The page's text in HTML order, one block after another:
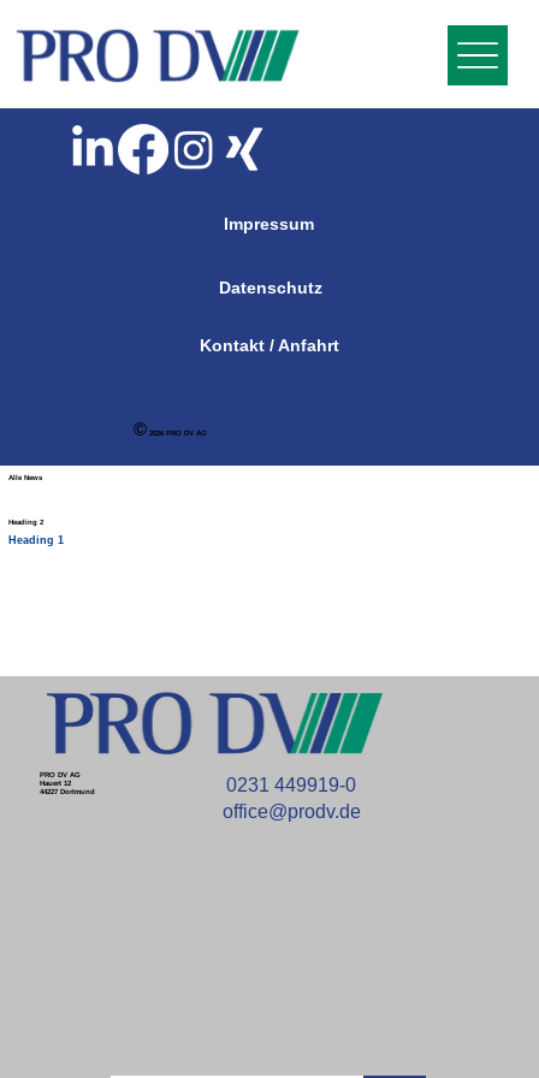
Alle News
Heading 2
Heading 1
PRO DV AG
Hauert 12
44227 Dortmund
0231 449919-0
office@prodv.de
Impressum
Datenschutz
Kontakt / Anfahrt
© 2026 PRO DV AG